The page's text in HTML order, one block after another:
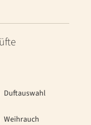
Duftauswahl
Weihrauch